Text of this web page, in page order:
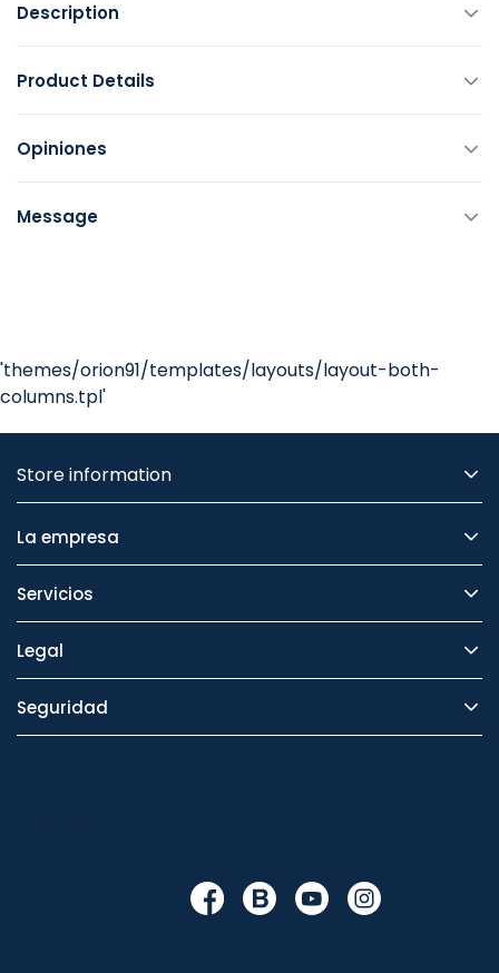
Description
Product Details
Opiniones
Message
'themes/orion91/templates/layouts/layout-both-
columns.tpl'
Store information
La empresa
Servicios
Legal
Seguridad